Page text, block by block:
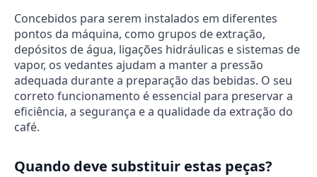
Concebidos para serem instalados em diferentes
pontos da máquina, como grupos de extração,
depósitos de água, ligações hidráulicas e sistemas de
vapor, os vedantes ajudam a manter a pressão
adequada durante a preparação das bebidas. O seu
correto funcionamento é essencial para preservar a
eficiência, a segurança e a qualidade da extração do
café.
Quando deve substituir estas peças?